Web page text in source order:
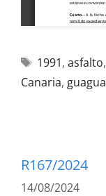
1991, asfalto,
Canaria,
R167/2024
14/08/2024